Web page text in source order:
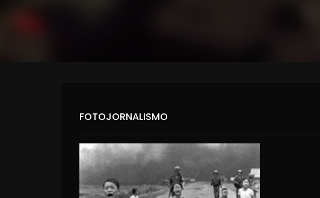
FOTOJORNALISMO